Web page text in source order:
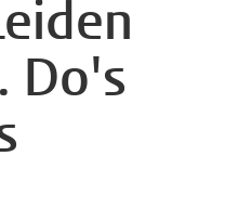
Do's